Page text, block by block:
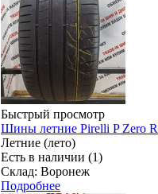
Быстрый просмотр
Шины летние Pirelli P Zero
Летние (лето)
Есть в наличии (1)
Склад: Воронеж
Подробнее